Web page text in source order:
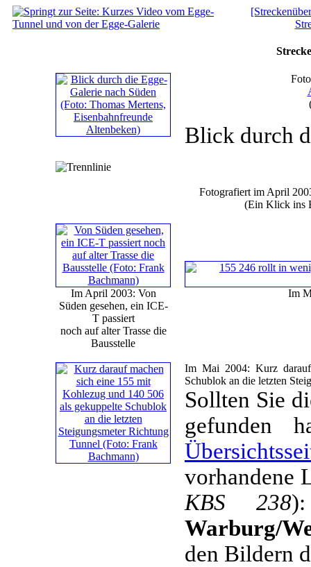
Blick durch
Fotografiert im April
(Ein Klick ins
Im April 2003: Von
Süden gesehen, ein ICE-
T passiert
noch auf alter Trasse die
Bausstelle
Im
Im Mai 2004: Kurz
Schublok an die letzten
Sollten Sie
gefunden
vorhandene
KBS 238
Warburg/
den Bildern